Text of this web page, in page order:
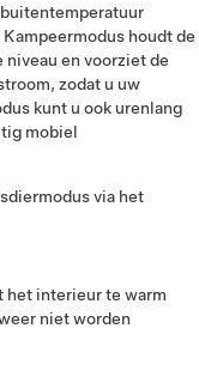
houdt de
en voorziet de
zodat u uw
kunt u ook urenlang
mobiel
via het
het interieur te warm
niet worden